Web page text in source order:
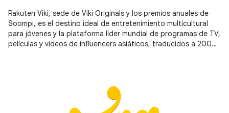
Rakuten Viki, sede de Viki Originals y los premios anuales de
Soompi, es el destino ideal de entretenimiento multicultural
para jóvenes y la plataforma líder mundial de programas de TV,
películas y videos de influencers asiáticos, traducidos a 200